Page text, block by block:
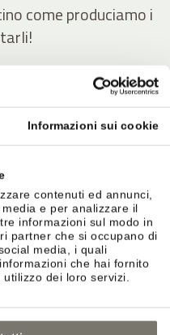
Informazioni sui cookie
contenuti ed annunci,
e per analizzare il
informazioni sul modo in
partner che si occupano di
media, i quali
che hai fornito
dei loro servizi.
come produciamo i